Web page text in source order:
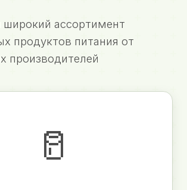
ассортимент
продуктов питания от
производителей
🥛